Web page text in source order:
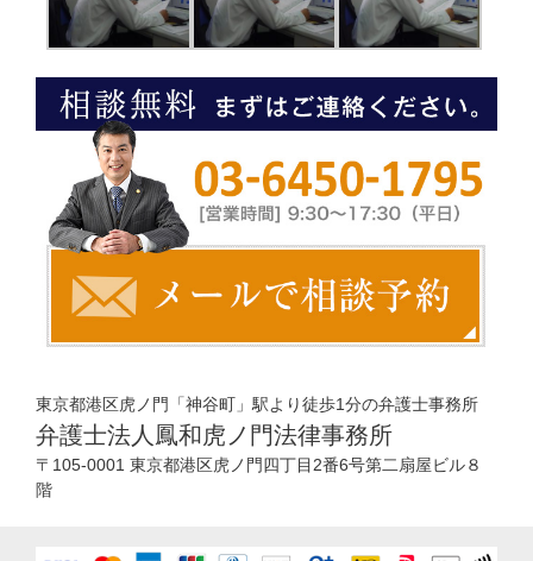
東京都港区虎ノ門「神谷町」駅より徒歩1分の弁護士事務所
弁護士法人鳳和虎ノ門法律事務所
〒105-0001 東京都港区虎ノ門四丁目2番6号第二扇屋ビル８
階